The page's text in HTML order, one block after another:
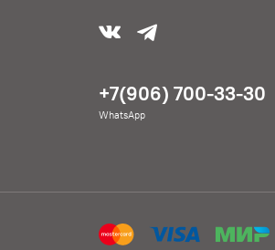
+7(906) 700-33-30
WhatsApp